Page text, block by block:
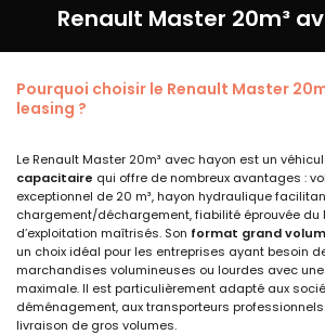
Renault Master 20m³
Pourquoi choisir le Renault Master
leasing ?
Le Renault Master 20m³ avec hayon est un
capacitaire qui offre de nombreux avantages :
exceptionnel de 20 m³, hayon hydraulique
chargement/déchargement, fiabilité éprouvée du
d’exploitation maîtrisés. Son format grand
un choix idéal pour les entreprises ayant besoin
marchandises volumineuses ou lourdes avec
maximale. Il est particulièrement adapté aux
déménagement, aux transporteurs
livraison de gros volumes.